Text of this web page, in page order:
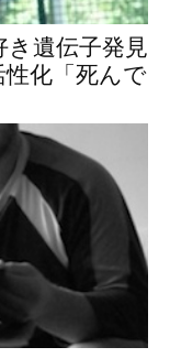
遺伝子発見
化「死んで